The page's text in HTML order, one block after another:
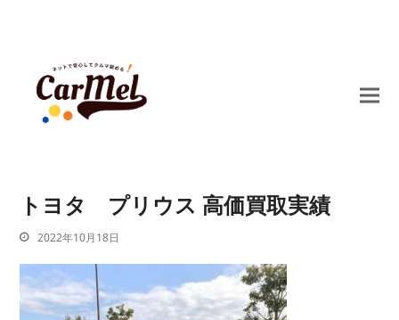
トヨタ プリウス 高価買取実績
2022年10月18日